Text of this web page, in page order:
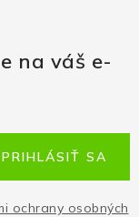
na váš e-
ochrany osobných
PRIHLÁSIŤ SA